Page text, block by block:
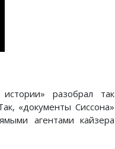
разобрал так
«документы Сиссона»
агентами кайзера